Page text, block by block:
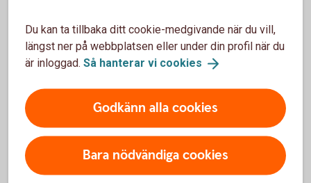
Bankgiro
Kontoinformation
Vi erbjuder färdiga rapporter och möjlighet till att skapa
egna rapporter som kan exporteras till ekonomisystemet.
Flera sök- och sorteringsfunktioner som underlättar det
dagliga arbetet.
Du kan ta tillbaka ditt cookie-medgivande när du vill,
längst ner på webbplatsen eller under din profil när du
är inloggad. Så hanterar vi cookies
Godkänn alla cookies
Bara nödvändiga cookies